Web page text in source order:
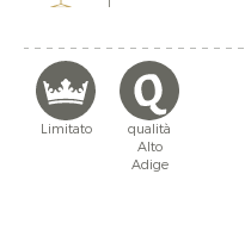
Limitato
qualità
Alto
Adige